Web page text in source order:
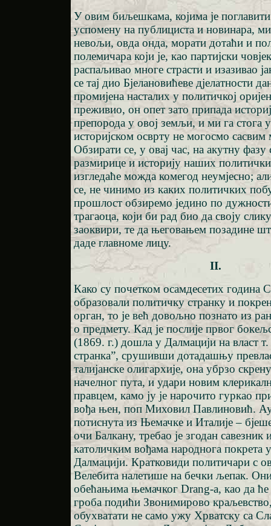
У овим биљешкама, којима је поглавити
успомену на публициста и новинара,
невољи, овда онда, морати дотаћи и
полемичара који је, као партијски
распаљивао многе страсти и изазивао
се тај дио Бјелановићеве дјелатности
промијена насталих у политичкој
преживио, он опет зато припада
препорода у овој земљи, и ми га стога
историјском осврту не могосмо
Обзирати се, у овај час, на акутну фазу
размирице и историју наших
изгледаће можда комегод неумјесно;
се, не чинимо из каких политичких
прошлост обзиремо једино по
трагаоца, који би рад био да своју
заоквири, те да његовањем позадине
даде главноме лицу.
II.
Како су почетком осамдесетих година
образовали политичку странку и
орган, то је већ довољно познато из
о предмету. Кад је послије првог
(1869. г.) дошла у Далмацији на власт т.
странка”, срушивши дотадашњу
талијанске олигархије, она убрзо
начелног пута, и удари новим
правцем, камо ју је нарочито гуркао
вођа њен, поп Миховил Павлиновић.
потиснута из Њемачке и Италије –
очи Балкану, требао је згодан савезник
католичким вођама народнога покрета
Далмацији. Кратковиди политичари с
Велебита налетише на бечки љепак.
обећањима њемачког Drang-а, као да
гроба подићи Звонимирово краљевство,
обухватати не само ужу Хрватску са